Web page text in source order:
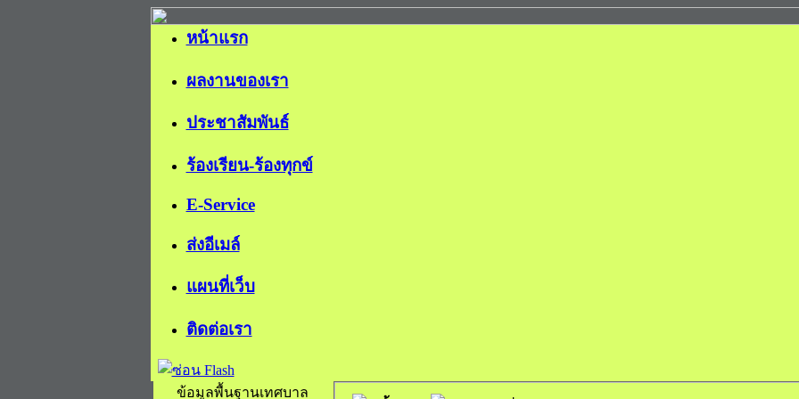
หน้าแรก
ผลงานของเรา
ประชาสัมพันธ์
ร้องเรียน-ร้องทุกข์
E-Service
ส่งอีเมล์
แผนที่เว็บ
ติดต่อเรา
ข้อมูลพื้นฐานเทศบาล